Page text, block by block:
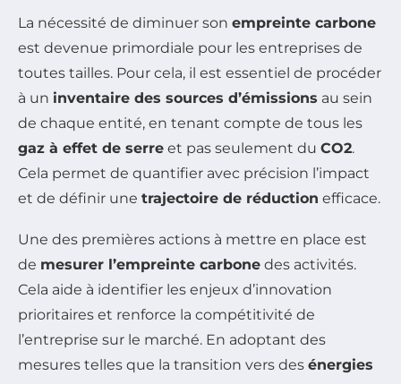
La nécessité de diminuer son empreinte carbone
est devenue primordiale pour les entreprises de
toutes tailles. Pour cela, il est essentiel de procéder
à un inventaire des sources d’émissions au sein
de chaque entité, en tenant compte de tous les
gaz à effet de serre et pas seulement du CO2.
Cela permet de quantifier avec précision l’impact
et de définir une trajectoire de réduction efficace.
Une des premières actions à mettre en place est
de mesurer l’empreinte carbone des activités.
Cela aide à identifier les enjeux d’innovation
prioritaires et renforce la compétitivité de
l’entreprise sur le marché. En adoptant des
mesures telles que la transition vers des énergies